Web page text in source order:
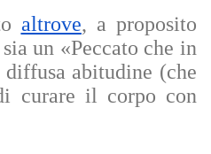
altrove, a proposito
un «Peccato che in
abitudine (che
curare il corpo con